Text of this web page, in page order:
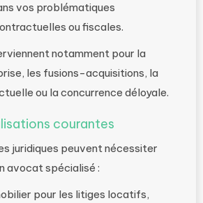
vos problématiques
ou fiscales.
notamment pour la
les fusions-acquisitions, la
ou la concurrence déloyale.
courantes
juridiques peuvent nécessiter
avocat spécialisé :
pour les litiges locatifs,